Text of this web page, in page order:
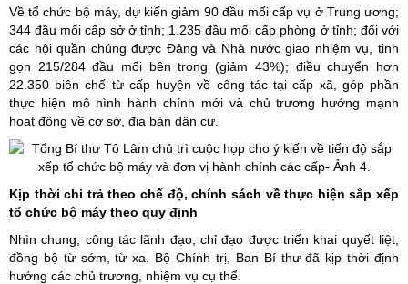
Về tổ chức bộ máy, dự kiến giảm 90 đầu mối cấp vụ ở Trung ương;
344 đầu mối cấp sở ở tỉnh; 1.235 đầu mối cấp phòng ở tỉnh; đối với
các hội quần chúng được Đảng và Nhà nước giao nhiệm vụ, tinh
gọn 215/284 đầu mối bên trong (giảm 43%); điều chuyển hơn
22.350 biên chế từ cấp huyện về công tác tại cấp xã, góp phần
thực hiện mô hình hành chính mới và chủ trương hướng mạnh
hoạt động về cơ sở, địa bàn dân cư.
Kịp thời chi trả theo chế độ, chính sách về thực hiện sắp xếp
tổ chức bộ máy theo quy định
Nhìn chung, công tác lãnh đạo, chỉ đạo được triển khai quyết liệt,
đồng bộ từ sớm, từ xa. Bộ Chính trị, Ban Bí thư đã kịp thời định
hướng các chủ trương, nhiệm vụ cụ thể.